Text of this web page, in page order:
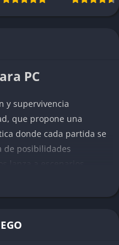
PC
y supervivencia
que propone una
donde cada partida se
de posibilidades
enemigos sin fin, donde
recogemos objetos
qué combinaciones